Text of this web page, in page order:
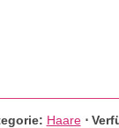
Haare ⋅